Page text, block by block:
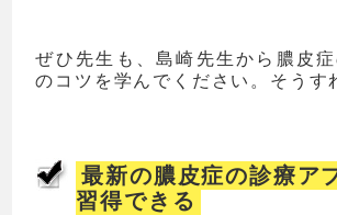
ぜひ先生も、島崎先生から膿皮
のコツを学んでください。そうす
最新の膿皮症の診療ア
習得できる